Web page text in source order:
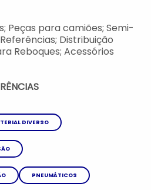
Peças para camiões; Semi-
Distribuição
Reboques; Acessórios
DIVERSO
PNEUMÁTICOS